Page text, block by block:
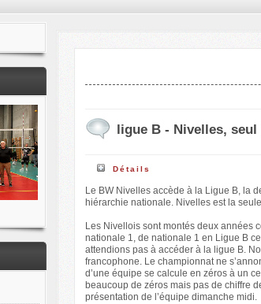
ligue B - Nivelles,
Détails
Le BW Nivelles accède à la Ligue B, la
hiérarchie nationale. Nivelles est la
Les Nivellois sont montés deux années
nationale 1, de nationale 1 en Ligue B
attendions pas à accéder à la ligue B.
francophone. Le championnat ne
d’une équipe se calcule en zéros à un
beaucoup de zéros mais pas de chiffre
présentation de l’équipe dimanche midi.